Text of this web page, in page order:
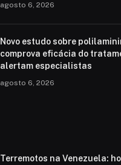
agosto 6, 2026
Novo estudo sobre
comprova eficácia do
alertam especialistas
agosto 6, 2026
Terremotos na Venezuela: